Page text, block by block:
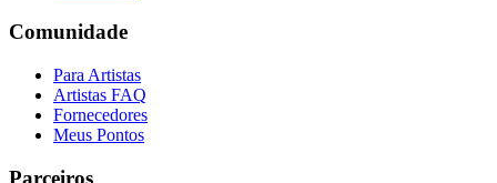
Comunidade
Para Artistas
Artistas FAQ
Fornecedores
Meus Pontos
Parceiros